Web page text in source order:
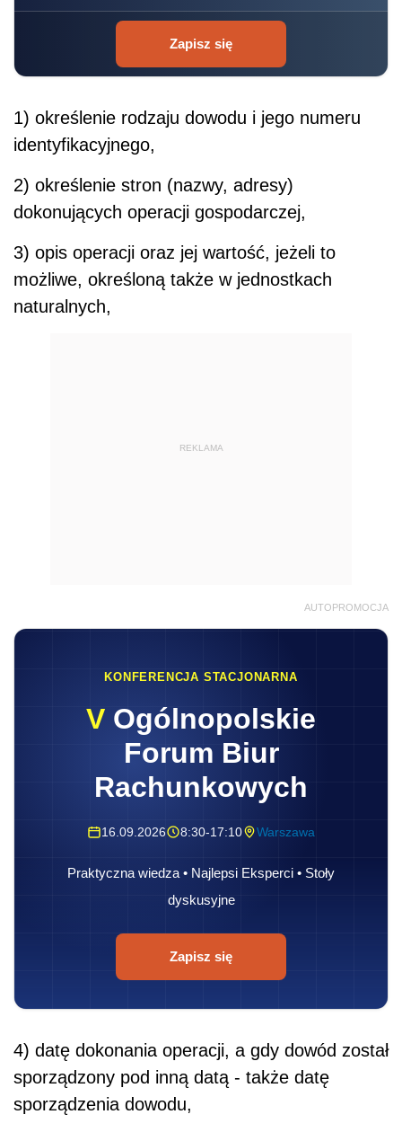
Zapisz się
1) określenie rodzaju dowodu i jego numeru
identyfikacyjnego,
2) określenie stron (nazwy, adresy)
dokonujących operacji gospodarczej,
3) opis operacji oraz jej wartość, jeżeli to
możliwe, określoną także w jednostkach
naturalnych,
REKLAMA
AUTOPROMOCJA
KONFERENCJA STACJONARNA
V Ogólnopolskie
Forum Biur
Rachunkowych
16.09.2026 8:30-17:10 Warszawa
Praktyczna wiedza • Najlepsi Eksperci • Stoły
dyskusyjne
Zapisz się
4) datę dokonania operacji, a gdy dowód został
sporządzony pod inną datą - także datę
sporządzenia dowodu,